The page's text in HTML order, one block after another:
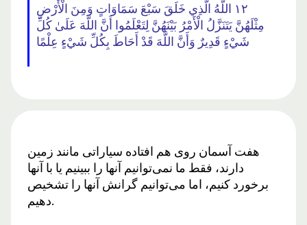
١٢ اللَّهُ الَّذِي خَلَقَ سَبْعَ سَمَاوَاتٍ وَمِنَ الْأَرْضِ
مِثْلَهُنَّ يَتَنَزَّلُ الْأَمْرُ بَيْنَهُنَّ لِتَعْلَمُوا أَنَّ اللَّهَ عَلَىٰ كُلِّ
شَيْءٍ قَدِيرٌ وَأَنَّ اللَّهَ قَدْ أَحَاطَ بِكُلِّ شَيْءٍ عِلْمًا
هفت آسمان روی هم افتاده سیاراتی مانند زمین
دارند، فقط ما نمی‌توانیم آنها را ببینیم یا با آنها
برخورد کنیم، اما می‌توانیم گرانش آنها را تشخیص
دهیم.